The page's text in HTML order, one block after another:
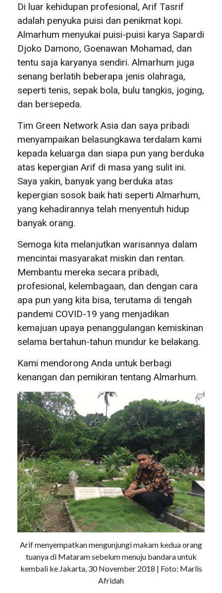
Di luar kehidupan profesional, Arif Tasrif
adalah penyuka puisi dan penikmat kopi.
Almarhum menyukai puisi-puisi karya Sapardi
Djoko Damono, Goenawan Mohamad, dan
tentu saja karyanya sendiri. Almarhum juga
senang berlatih beberapa jenis olahraga,
seperti tenis, sepak bola, bulu tangkis, joging,
dan bersepeda.
Tim Green Network Asia dan saya pribadi
menyampaikan belasungkawa terdalam kami
kepada keluarga dan siapa pun yang berduka
atas kepergian Arif di masa yang sulit ini.
Saya yakin, banyak yang berduka atas
kepergian sosok baik hati seperti Almarhum,
yang kehadirannya telah menyentuh hidup
banyak orang.
Semoga kita melanjutkan warisannya dalam
mencintai masyarakat miskin dan rentan.
Membantu mereka secara pribadi,
profesional, kelembagaan, dan dengan cara
apa pun yang kita bisa, terutama di tengah
pandemi COVID-19 yang menjadikan
kemajuan upaya penanggulangan kemiskinan
selama bertahun-tahun mundur ke belakang.
Kami mendorong Anda untuk berbagi
kenangan dan pemikiran tentang Almarhum.
Arif menyempatkan mengunjungi makam kedua orang
tuanya di Mataram sebelum menuju bandara untuk
kembali ke Jakarta, 30 November 2018 | Foto: Marlis
Afridah